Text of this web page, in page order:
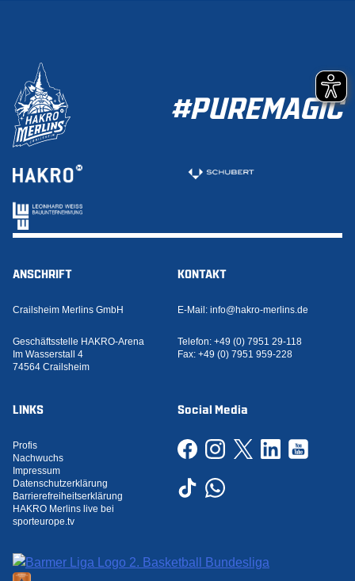
#PUREMAGIC
ANSCHRIFT
Crailsheim Merlins GmbH
Geschäftsstelle HAKRO-Arena
Im Wasserstall 4
74564 Crailsheim
KONTAKT
E-Mail: info@hakro-merlins.de
Telefon: +49 (0) 7951 29-118
Fax: +49 (0) 7951 959-228
LINKS
Profis
Nachwuchs
Impressum
Datenschutzerklärung
Barrierefreiheitserklärung
HAKRO Merlins live bei
sporteurope.tv
Social Media